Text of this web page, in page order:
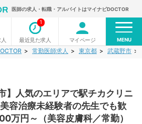
医師の求人・転職・アルバイトはマイナビDOCTOR
最近見た求人
1
マイページ MENU
常勤医師求人 東京都 武蔵野市
】人気のエリアで駅チカクリニ
容治療未経験者の先生でも歓
万円～（美容皮膚科／常勤）